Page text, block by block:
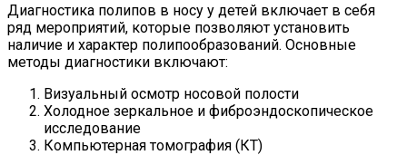
Диагностика полипов в носу у детей включает в себя
ряд мероприятий, которые позволяют установить
наличие и характер полипообразований. Основные
методы диагностики включают:
Визуальный осмотр носовой полости
Холодное зеркальное и фиброэндоскопическое
исследование
Компьютерная томография (КТ)